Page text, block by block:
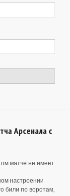
Арсенала с
матче не имеет
настроении
били по воротам,